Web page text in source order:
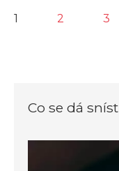
1 2 3
Co se dá sníst